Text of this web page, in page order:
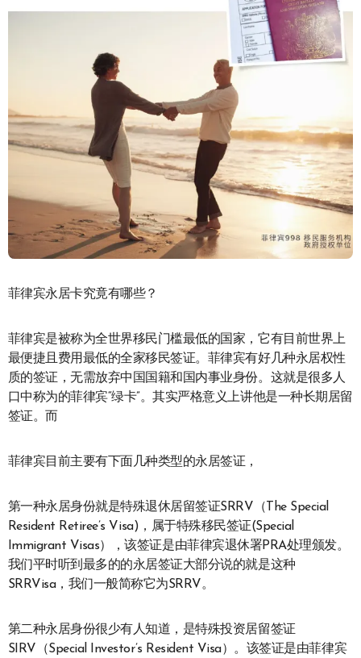
菲律宾永居卡究竟有哪些？
菲律宾是被称为全世界移民门槛最低的国家，它有目前世界上
最便捷且费用最低的全家移民签证。菲律宾有好几种永居权性
质的签证，无需放弃中国国籍和国内事业身份。这就是很多人
口中称为的菲律宾“绿卡”。其实严格意义上讲他是一种长期居留
签证。而
菲律宾目前主要有下面几种类型的永居签证，
第一种永居身份就是特殊退休居留签证SRRV（The Special
Resident Retiree’s Visa)，属于特殊移民签证(Special
Immigrant Visas），该签证是由菲律宾退休署PRA处理颁发。
我们平时听到最多的的永居签证大部分说的就是这种
SRRVisa，我们一般简称它为SRRV。
第二种永居身份很少有人知道，是特殊投资居留签证
SIRV（Special Investor’s Resident Visa）。该签证是由菲律宾